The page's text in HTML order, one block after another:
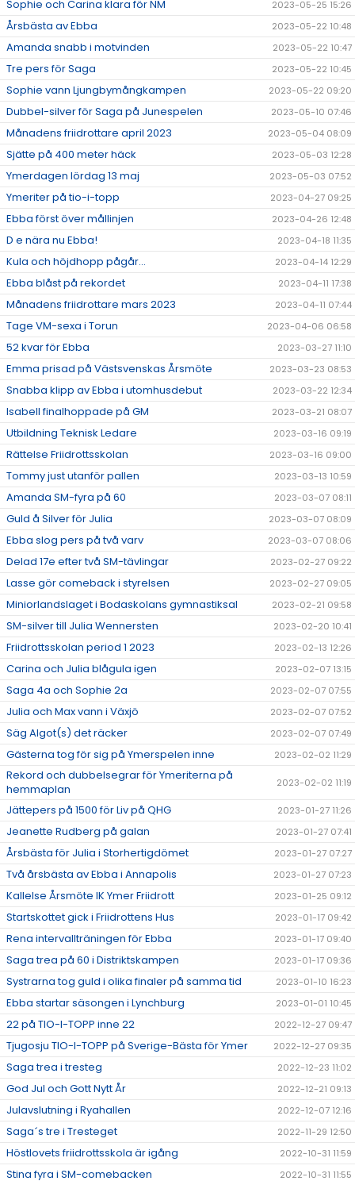
Sophie och Carina klara för NM 2023-05-25 15:26
Årsbästa av Ebba 2023-05-22 10:48
Amanda snabb i motvinden 2023-05-22 10:47
Tre pers för Saga 2023-05-22 10:45
Sophie vann Ljungbymångkampen 2023-05-22 09:20
Dubbel-silver för Saga på Junespelen 2023-05-10 07:46
Månadens friidrottare april 2023 2023-05-04 08:09
Sjätte på 400 meter häck 2023-05-03 12:28
Ymerdagen lördag 13 maj 2023-05-03 07:52
Ymeriter på tio-i-topp 2023-04-27 09:25
Ebba först över mållinjen 2023-04-26 12:48
D e nära nu Ebba! 2023-04-18 11:35
Kula och höjdhopp pågår... 2023-04-14 12:29
Ebba blåst på rekordet 2023-04-11 17:38
Månadens friidrottare mars 2023 2023-04-11 07:44
Tage VM-sexa i Torun 2023-04-06 06:58
52 kvar för Ebba 2023-03-27 11:10
Emma prisad på Västsvenskas Årsmöte 2023-03-23 08:53
Snabba klipp av Ebba i utomhusdebut 2023-03-22 12:34
Isabell finalhoppade på GM 2023-03-21 08:07
Utbildning Teknisk Ledare 2023-03-16 09:19
Rättelse Friidrottsskolan 2023-03-16 09:00
Tommy just utanför pallen 2023-03-13 10:59
Amanda SM-fyra på 60 2023-03-07 08:11
Guld å Silver för Julia 2023-03-07 08:09
Ebba slog pers på två varv 2023-03-07 08:06
Delad 17e efter två SM-tävlingar 2023-02-27 09:22
Lasse gör comeback i styrelsen 2023-02-27 09:05
Miniorlandslaget i Bodaskolans gymnastiksal 2023-02-21 09:58
SM-silver till Julia Wennersten 2023-02-20 10:41
Friidrottsskolan period 1 2023 2023-02-13 12:26
Carina och Julia blågula igen 2023-02-07 13:15
Saga 4a och Sophie 2a 2023-02-07 07:55
Julia och Max vann i Växjö 2023-02-07 07:52
Säg Algot(s) det räcker 2023-02-07 07:49
Gästerna tog för sig på Ymerspelen inne 2023-02-02 11:29
Rekord och dubbelsegrar för Ymeriterna på
hemmaplan
2023-02-02 11:19
Jättepers på 1500 för Liv på QHG 2023-01-27 11:26
Jeanette Rudberg på galan 2023-01-27 07:41
Årsbästa för Julia i Storhertigdömet 2023-01-27 07:27
Två årsbästa av Ebba i Annapolis 2023-01-27 07:23
Kallelse Årsmöte IK Ymer Friidrott 2023-01-25 09:12
Startskottet gick i Friidrottens Hus 2023-01-17 09:42
Rena intervallträningen för Ebba 2023-01-17 09:40
Saga trea på 60 i Distriktskampen 2023-01-17 09:36
Systrarna tog guld i olika finaler på samma tid 2023-01-10 16:23
Ebba startar säsongen i Lynchburg 2023-01-01 10:45
22 på TIO-I-TOPP inne 22 2022-12-27 09:47
Tjugosju TIO-I-TOPP på Sverige-Bästa för Ymer 2022-12-27 09:35
Saga trea i tresteg 2022-12-23 11:02
God Jul och Gott Nytt År 2022-12-21 09:13
Julavslutning i Ryahallen 2022-12-07 12:16
Saga´s tre i Tresteget 2022-11-29 12:50
Höstlovets friidrottsskola är igång 2022-10-31 11:59
Stina fyra i SM-comebacken 2022-10-31 11:55